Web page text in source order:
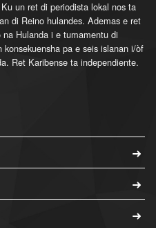
un ret di periodista lokal nos ta
di Reino hulandes. Ademas e ret
Hulanda i e tumamentu di
pa e seis islanan i/òf
Ret Karibense ta independiente.